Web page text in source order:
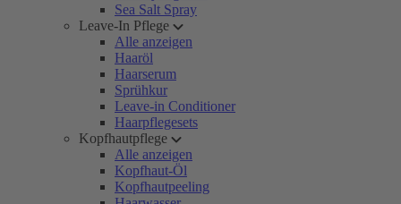
Sea Salt Spray
Leave-In Pflege
Alle anzeigen
Haaröl
Haarserum
Sprühkur
Leave-in Conditioner
Haarpflegesets
Kopfhautpflege
Alle anzeigen
Kopfhaut-Öl
Kopfhautpeeling